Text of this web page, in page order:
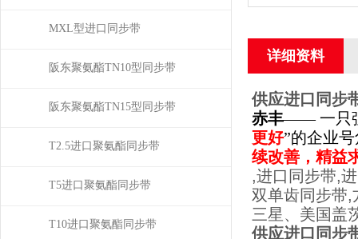
MXL型进口同步带
阪东聚氨酯TN10型同步带
阪东聚氨酯TN15型同步带
T2.5进口聚氨酯同步带
T5进口聚氨酯同步带
T10进口聚氨酯同步带
详细资料
供应进口同步
赤丰—— 一只
更好”的企业
续改善，精益
,进口同步带,
双单齿同步带
三星、美国盖
供应进口同步